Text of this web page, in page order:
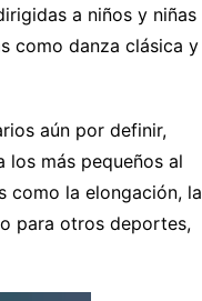
a niños y niñas
como danza clásica y
aún por definir,
los más pequeños al
como la elongación, la
para otros deportes,